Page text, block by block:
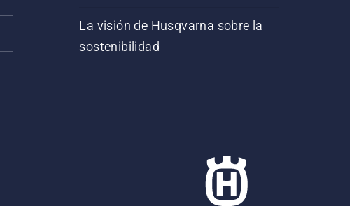
La visión de Husqvarna sobre la
sostenibilidad